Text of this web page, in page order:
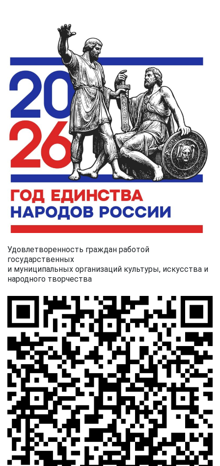
Удовлетворенность граждан работой
государственных
и муниципальных организаций культуры, искусства и
народного творчества